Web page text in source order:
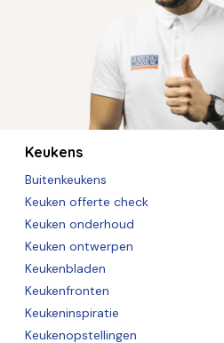
Keukens
Buitenkeukens
Keuken offerte check
Keuken onderhoud
Keuken ontwerpen
Keukenbladen
Keukenfronten
Keukeninspiratie
Keukenopstellingen